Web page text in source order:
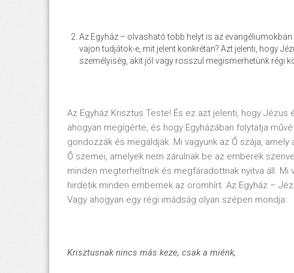
Az Egyház – olvasható több helyt is az
vajon tudjátok-e, mit jelent konkrétan? Azt jelenti, hogy
személyiség, akit jól vagy rosszul megismerhetünk régi
Az Egyház Krisztus Teste! És ez azt jelenti, hogy
ahogyan megígérte, és hogy Egyházában folytatja
gondozzák és megáldják. Mi vagyunk az Ő szája,
Ő szemei, amelyek nem zárulnak be az emberek
minden megterheltnek és megfáradottnak nyitva áll. Mi
hirdetik minden embernek az örömhírt. Az Egyház –
Vagy ahogyan egy régi imádság olyan szépen mondja:
Krisztusnak nincs más keze, csak a miénk,